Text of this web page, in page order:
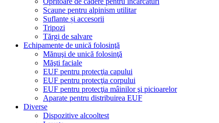
Scaune pentru alpinism utilitar
Suflante și accesorii
Tripozi
Tărgi de salvare
Echipamente de unică folosinţă
Mănuşi de unică folosinţă
Măşti faciale
EUF pentru protecţia capului
EUF pentru protecţia corpului
EUF pentru protecţia mâinilor şi picioarelor
Aparate pentru distribuirea EUF
Diverse
Dispozitive alcooltest